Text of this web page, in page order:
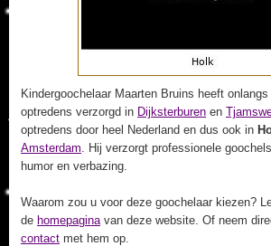
Kindergoochelaar Maarten Bruins heeft
optredens verzorgd in Dijksterburen en
optredens door heel Nederland en dus ook in
Amsterdam. Hij verzorgt professionele
humor en verbazing.
Waarom zou u voor deze goochelaar kiezen?
de homepaginavan deze website. Of neem
contact met hem op.